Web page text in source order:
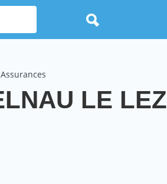
LE LEZ